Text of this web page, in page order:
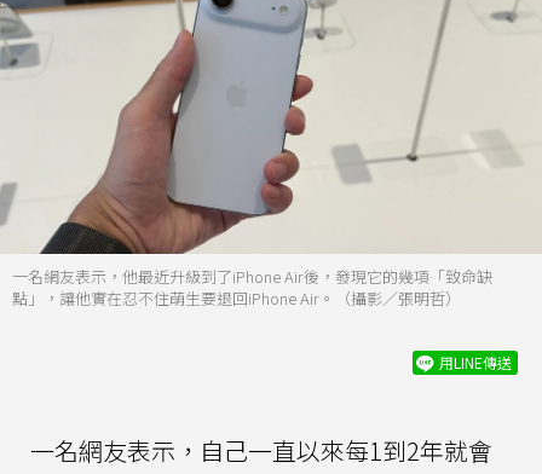
一名網友表示，他最近升級到了iPhone Air後，發現它的幾項「致命缺
點」，讓他實在忍不住萌生要退回iPhone Air。（攝影／張明哲）
用LINE傳送
一名網友表示，自己一直以來每1到2年就會